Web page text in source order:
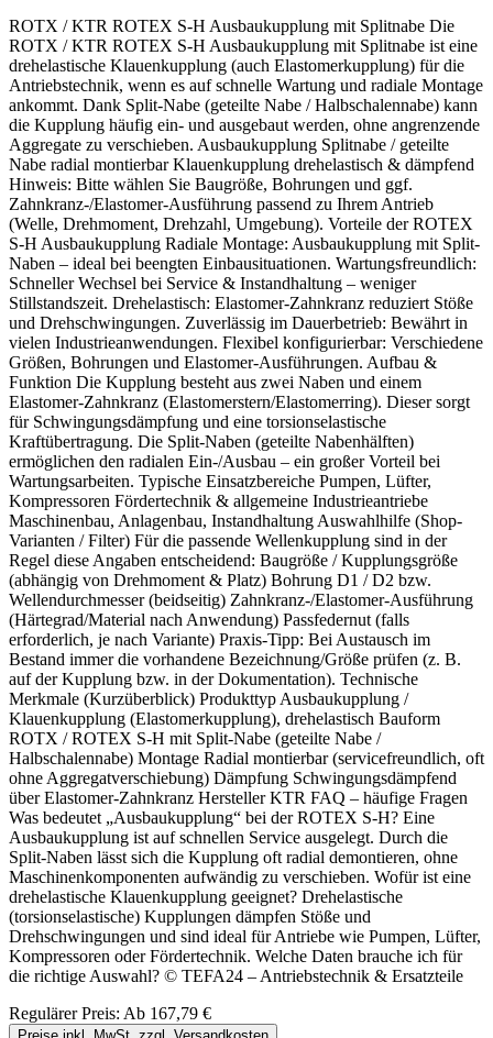
ROTX / KTR ROTEX S-H Ausbaukupplung mit Splitnabe Die
ROTX / KTR ROTEX S-H Ausbaukupplung mit Splitnabe ist eine
drehelastische Klauenkupplung (auch Elastomerkupplung) für die
Antriebstechnik, wenn es auf schnelle Wartung und radiale Montage
ankommt. Dank Split-Nabe (geteilte Nabe / Halbschalennabe) kann
die Kupplung häufig ein- und ausgebaut werden, ohne angrenzende
Aggregate zu verschieben. Ausbaukupplung Splitnabe / geteilte
Nabe radial montierbar Klauenkupplung drehelastisch & dämpfend
Hinweis: Bitte wählen Sie Baugröße, Bohrungen und ggf.
Zahnkranz-/Elastomer-Ausführung passend zu Ihrem Antrieb
(Welle, Drehmoment, Drehzahl, Umgebung). Vorteile der ROTEX
S-H Ausbaukupplung Radiale Montage: Ausbaukupplung mit Split-
Naben – ideal bei beengten Einbausituationen. Wartungsfreundlich:
Schneller Wechsel bei Service & Instandhaltung – weniger
Stillstandszeit. Drehelastisch: Elastomer-Zahnkranz reduziert Stöße
und Drehschwingungen. Zuverlässig im Dauerbetrieb: Bewährt in
vielen Industrieanwendungen. Flexibel konfigurierbar: Verschiedene
Größen, Bohrungen und Elastomer-Ausführungen. Aufbau &
Funktion Die Kupplung besteht aus zwei Naben und einem
Elastomer-Zahnkranz (Elastomerstern/Elastomerring). Dieser sorgt
für Schwingungsdämpfung und eine torsionselastische
Kraftübertragung. Die Split-Naben (geteilte Nabenhälften)
ermöglichen den radialen Ein-/Ausbau – ein großer Vorteil bei
Wartungsarbeiten. Typische Einsatzbereiche Pumpen, Lüfter,
Kompressoren Fördertechnik & allgemeine Industrieantriebe
Maschinenbau, Anlagenbau, Instandhaltung Auswahlhilfe (Shop-
Varianten / Filter) Für die passende Wellenkupplung sind in der
Regel diese Angaben entscheidend: Baugröße / Kupplungsgröße
(abhängig von Drehmoment & Platz) Bohrung D1 / D2 bzw.
Wellendurchmesser (beidseitig) Zahnkranz-/Elastomer-Ausführung
(Härtegrad/Material nach Anwendung) Passfedernut (falls
erforderlich, je nach Variante) Praxis-Tipp: Bei Austausch im
Bestand immer die vorhandene Bezeichnung/Größe prüfen (z. B.
auf der Kupplung bzw. in der Dokumentation). Technische
Merkmale (Kurzüberblick) Produkttyp Ausbaukupplung /
Klauenkupplung (Elastomerkupplung), drehelastisch Bauform
ROTX / ROTEX S-H mit Split-Nabe (geteilte Nabe /
Halbschalennabe) Montage Radial montierbar (servicefreundlich, oft
ohne Aggregatverschiebung) Dämpfung Schwingungsdämpfend
über Elastomer-Zahnkranz Hersteller KTR FAQ – häufige Fragen
Was bedeutet „Ausbaukupplung“ bei der ROTEX S-H? Eine
Ausbaukupplung ist auf schnellen Service ausgelegt. Durch die
Split-Naben lässt sich die Kupplung oft radial demontieren, ohne
Maschinenkomponenten aufwändig zu verschieben. Wofür ist eine
drehelastische Klauenkupplung geeignet? Drehelastische
(torsionselastische) Kupplungen dämpfen Stöße und
Drehschwingungen und sind ideal für Antriebe wie Pumpen, Lüfter,
Kompressoren oder Fördertechnik. Welche Daten brauche ich für
die richtige Auswahl? © TEFA24 – Antriebstechnik & Ersatzteile
Regulärer Preis: Ab 167,79 €